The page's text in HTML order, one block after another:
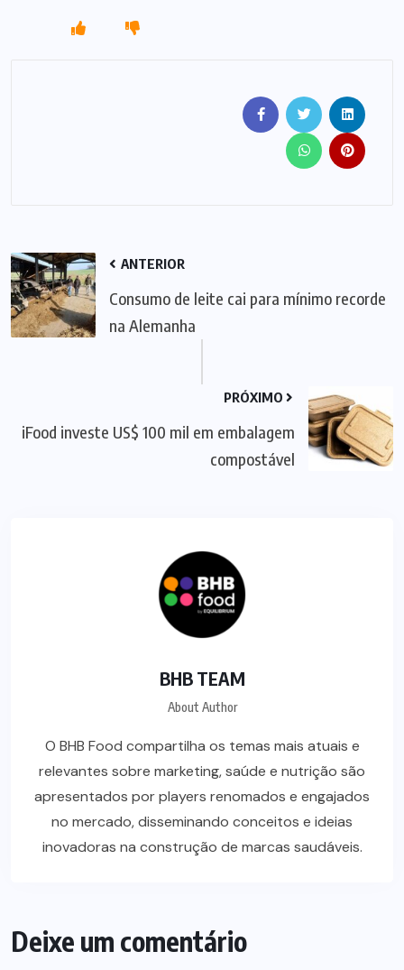
ANTERIOR
Consumo de leite cai para mínimo recorde
na Alemanha
PRÓXIMO
iFood investe US$ 100 mil em embalagem
compostável
BHB TEAM
About Author
O BHB Food compartilha os temas mais atuais e
relevantes sobre marketing, saúde e nutrição são
apresentados por players renomados e engajados
no mercado, disseminando conceitos e ideias
inovadoras na construção de marcas saudáveis.
Deixe um comentário